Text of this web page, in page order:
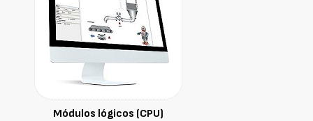
Módulos lógicos (CPU)